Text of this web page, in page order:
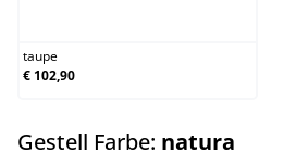
taupe
€ 102,90
Gestell Farbe: natura